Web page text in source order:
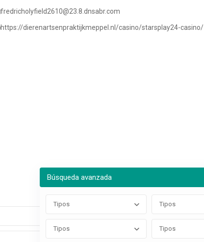
Búsqueda avanzada
Tipos Tipos
Tipos Tipos
fredricholyfield2610@23.8.dnsabr.com
https://dierenartsenpraktijkmeppel.nl/casino/starsplay24-casino/